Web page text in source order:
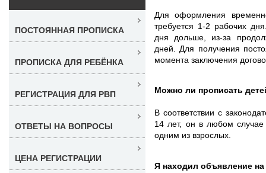
Для оформления
требуется 1-2 рабочих
дня дольше, из-за
дней. Для получения
момента заключения
Можно ли прописать
В соответствии с
14 лет, он в любом
одним из взрослых.
Я находил объявление
ПОСТОЯННАЯ ПРОПИСКА
ПРОПИСКА ДЛЯ РЕБЁНКА
РЕГИСТРАЦИЯ ДЛЯ РВП
ОТВЕТЫ НА ВОПРОСЫ
ЦЕНА РЕГИСТРАЦИИ